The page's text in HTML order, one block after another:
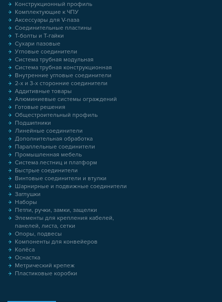
Конструкционный профиль
Комплектующие к ЧПУ
Аксессуары для V-паза
Соединительные пластины
Т-болты и Т-гайки
Сухари пазовые
Угловые соединители
Система трубная модульная
Система трубная конструкционная
Внутренние угловые соединители
2-х и 3-х сторонние соединители
Аддитивные товары
Алюминиевые системы ограждений
Готовые решения
Общестроительный профиль
Подшипники
Линейные соединители
Дополнительная обработка
Параллельные соединители
Промышленная мебель
Система лестниц и платформ
Быстрые соединители
Винтовые соединители и втулки
Шарнирные и подвижные соединители
Заглушки
Наборы
Петли, ручки, замки, защелки
Элементы для крепления кабелей,
панелей, листа, сетки
Опоры, подвесы
Компоненты для конвейеров
Колёса
Оснастка
Метрический крепеж
Пластиковые коробки